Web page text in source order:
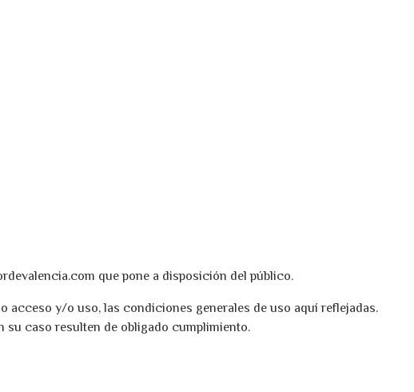
que pone a disposición del público.
acceso y/o uso, las condiciones generales de uso aquí reflejadas.
caso resulten de obligado cumplimiento.